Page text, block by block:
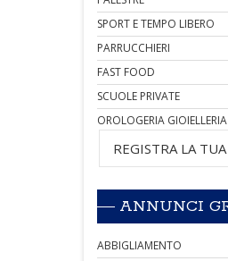
SPORT E TEMPO LIBERO
PARRUCCHIERI
FAST FOOD
SCUOLE PRIVATE
OROLOGERIA GIOIELLERIA
REGISTRA LA
ANNUNCI
ABBIGLIAMENTO